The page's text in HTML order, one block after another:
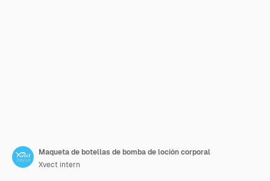
Maqueta de botellas de bomba de loción corporal
Xvect intern